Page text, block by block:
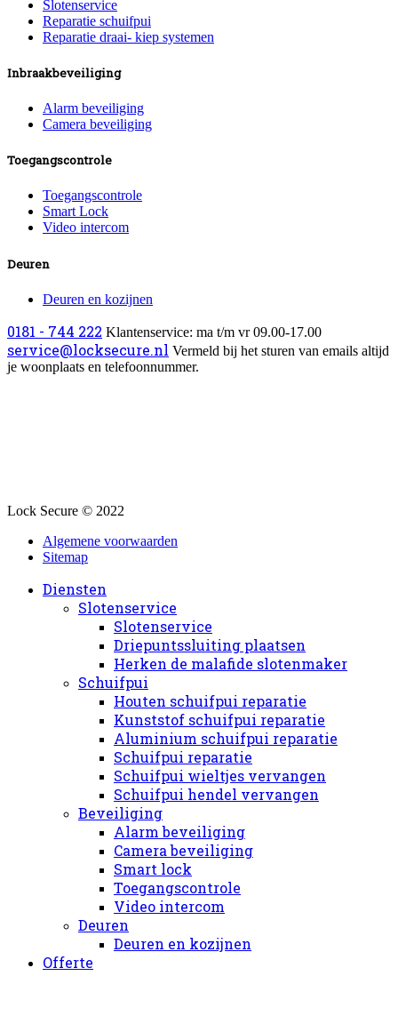
Slotenservice
Reparatie schuifpui
Reparatie draai- kiep systemen
Inbraakbeveiliging
Alarm beveiliging
Camera beveiliging
Toegangscontrole
Toegangscontrole
Smart Lock
Video intercom
Deuren
Deuren en kozijnen
0181 - 744 222 Klantenservice: ma t/m vr 09.00-17.00
service@locksecure.nl Vermeld bij het sturen van emails altijd
je woonplaats en telefoonnummer.
Lock Secure © 2022
Algemene voorwaarden
Sitemap
Diensten
Slotenservice
Slotenservice
Driepuntssluiting plaatsen
Herken de malafide slotenmaker
Schuifpui
Houten schuifpui reparatie
Kunststof schuifpui reparatie
Aluminium schuifpui reparatie
Schuifpui reparatie
Schuifpui wieltjes vervangen
Schuifpui hendel vervangen
Beveiliging
Alarm beveiliging
Camera beveiliging
Smart lock
Toegangscontrole
Video intercom
Deuren
Deuren en kozijnen
Offerte